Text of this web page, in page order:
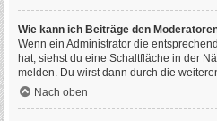
Wie kann ich Beiträge den
Wenn ein Administrator die
hat, siehst du eine Schaltfläche in der
melden. Du wirst dann durch die
Nach oben